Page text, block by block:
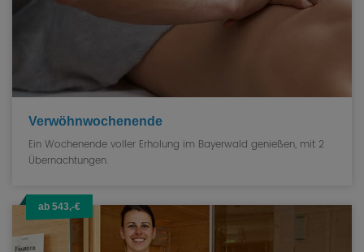
Verwöhnwochenende
Ein Wochenende voller Erholung im Bayerwald genießen, mit 2
Übernachtungen.
ab 543,-€